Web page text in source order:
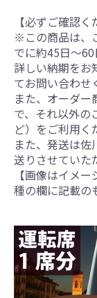
【必ずご確認く
※この商品は、
でに約45日～60
詳しい納期をお
てお問い合わせ
また、オーダ
で、それ以外の
ど）をご利用く
また、発送は
送りさせていた
【画像はイメ
種の欄に記載の